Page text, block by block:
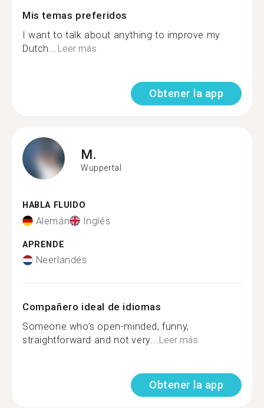
Mis temas preferidos
I want to talk about anything to improve my
Dutch...Leer más
Obtener la app
M.
Wuppertal
HABLA FLUIDO
Alemán Inglés
APRENDE
Neerlandés
Compañero ideal de idiomas
Someone who’s open-minded, funny,
straightforward and not very...Leer más
Obtener la app